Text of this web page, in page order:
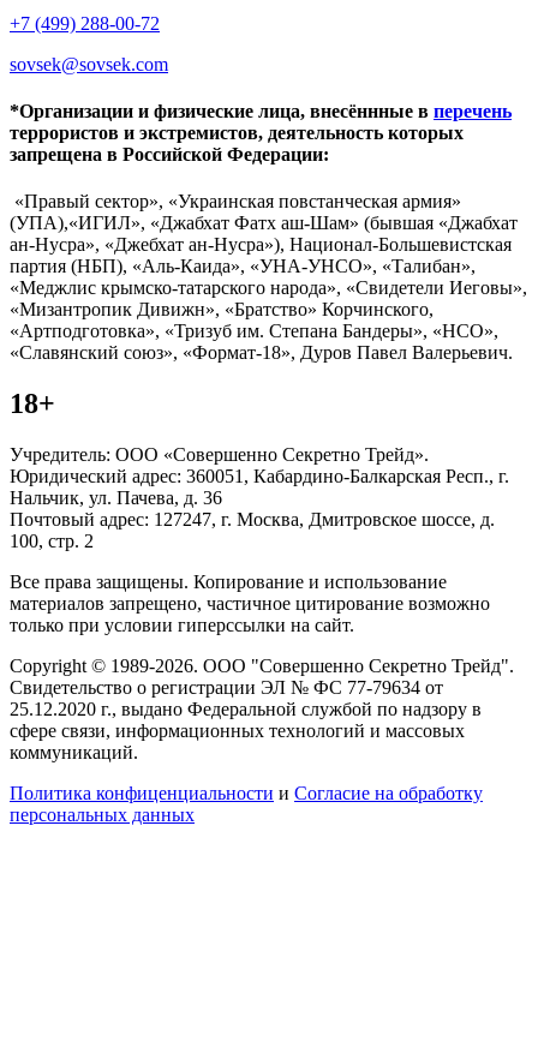
+7 (499) 288-00-72
sovsek@sovsek.com
*Организации и физические лица, внесённные в перечень
террористов и экстремистов, деятельность которых
запрещена в Российской Федерации:
«Правый сектор», «Украинская повстанческая армия»
(УПА),«ИГИЛ», «Джабхат Фатх аш-Шам» (бывшая «Джабхат
ан-Нусра», «Джебхат ан-Нусра»), Национал-Большевистская
партия (НБП), «Аль-Каида», «УНА-УНСО», «Талибан»,
«Меджлис крымско-татарского народа», «Свидетели Иеговы»,
«Мизантропик Дивижн», «Братство» Корчинского,
«Артподготовка», «Тризуб им. Степана Бандеры», «НСО»,
«Славянский союз», «Формат-18», Дуров Павел Валерьевич.
18+
Учредитель: ООО «Совершенно Секретно Трейд».
Юридический адрес: 360051, Кабардино-Балкарская Респ., г.
Нальчик, ул. Пачева, д. 36
Почтовый адрес: 127247, г. Москва, Дмитровское шоссе, д.
100, стр. 2
Все права защищены. Копирование и использование
материалов запрещено, частичное цитирование возможно
только при условии гиперссылки на сайт.
Copyright © 1989-2026. ООО "Совершенно Секретно Трейд".
Свидетельство о регистрации ЭЛ № ФС 77-79634 от
25.12.2020 г., выдано Федеральной службой по надзору в
сфере связи, информационных технологий и массовых
коммуникаций.
Политика конфиценциальности и Согласие на обработку
персональных данных